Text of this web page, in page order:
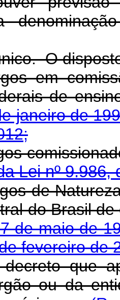
O
em
de
janeiro de
Lei nº 9.986,
de
do Brasil
de maio de
fevereiro de
que
ou da